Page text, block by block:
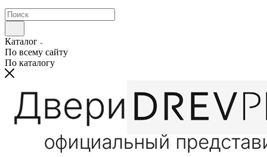
Каталог
По всему сайту
По каталогу